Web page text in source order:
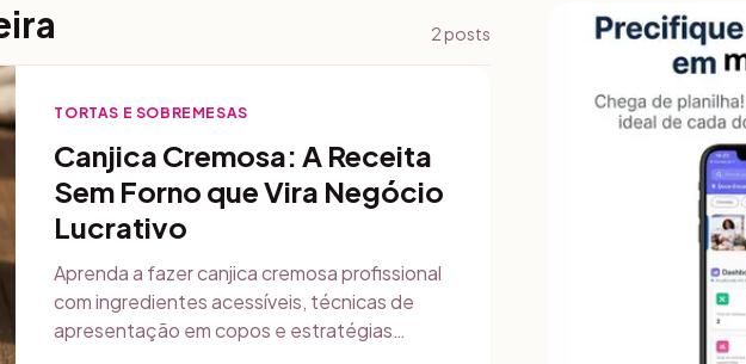
2posts
TORTAS E SOBREMESAS
Canjica Cremosa: A Receita
Sem Forno que Vira Negócio
Lucrativo
Aprenda a fazer canjica cremosa profissional
com ingredientes acessíveis, técnicas de
apresentação em copos e estratégias